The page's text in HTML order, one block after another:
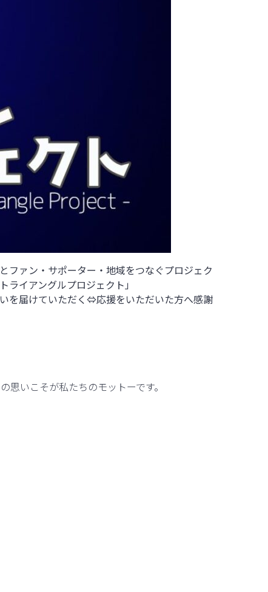
ファン・サポーター・地域をつなぐプロジェク
イアングルプロジェクト」
を届けていただく⇔応援をいただいた方へ感謝
思いこそが私たちのモットーです。